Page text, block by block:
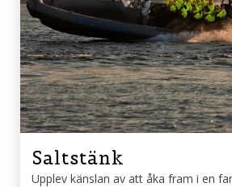
Saltstänk
Upplev känslan av att åka fram i en